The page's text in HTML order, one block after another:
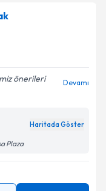
önerileri
Devamı
Haritada Göster
Plaza